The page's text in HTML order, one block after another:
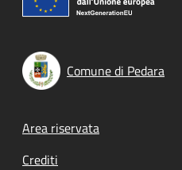
Comune di Pedara
Footer menu
Area riservata
Crediti